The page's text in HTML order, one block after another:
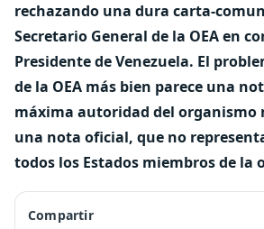
rechazando una dura carta-
Secretario General de la OEA en
Presidente de Venezuela. El
de la OEA más bien parece una
máxima autoridad del
una nota oficial, que no
todos los Estados miembros de la
Compartir